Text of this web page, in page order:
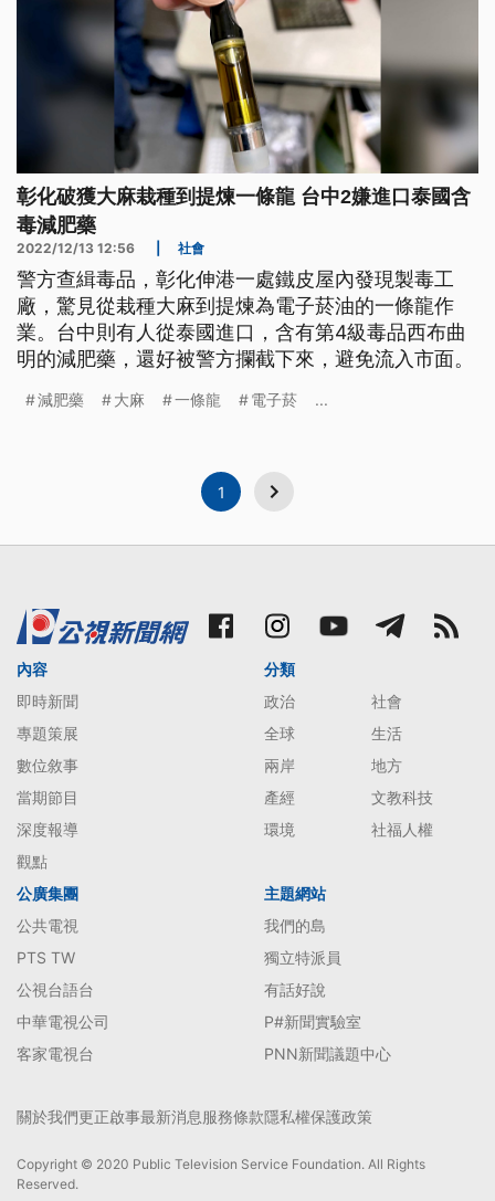
彰化破獲大麻栽種到提煉一條龍 台中2嫌進口泰國含
毒減肥藥
2022/12/13 12:56 社會
警方查緝毒品，彰化伸港一處鐵皮屋內發現製毒工
廠，驚見從栽種大麻到提煉為電子菸油的一條龍作
業。台中則有人從泰國進口，含有第4級毒品西布曲
明的減肥藥，還好被警方攔截下來，避免流入市面。
減肥藥 大麻 一條龍 電子菸 ...
1
內容
即時新聞
專題策展
數位敘事
當期節目
深度報導
觀點
分類
政治
社會
全球
生活
兩岸
地方
產經
文教科技
環境
社福人權
公廣集團
公共電視
PTS TW
公視台語台
中華電視公司
客家電視台
主題網站
我們的島
獨立特派員
有話好說
P#新聞實驗室
PNN新聞議題中心
關於我們更正啟事最新消息服務條款隱私權保護政策
Copyright © 2020 Public Television Service Foundation. All Rights
Reserved.